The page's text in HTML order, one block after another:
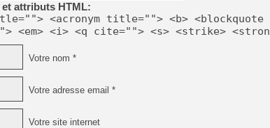
attributs HTML:
<acronym title=""> <b> <blockquote
<em> <i> <q cite=""> <s> <strike>
Votre nom *
Votre adresse email *
Votre site internet